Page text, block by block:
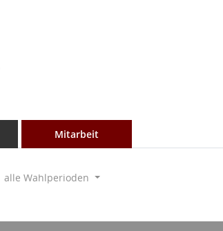
Mitarbeit
alle Wahlperioden